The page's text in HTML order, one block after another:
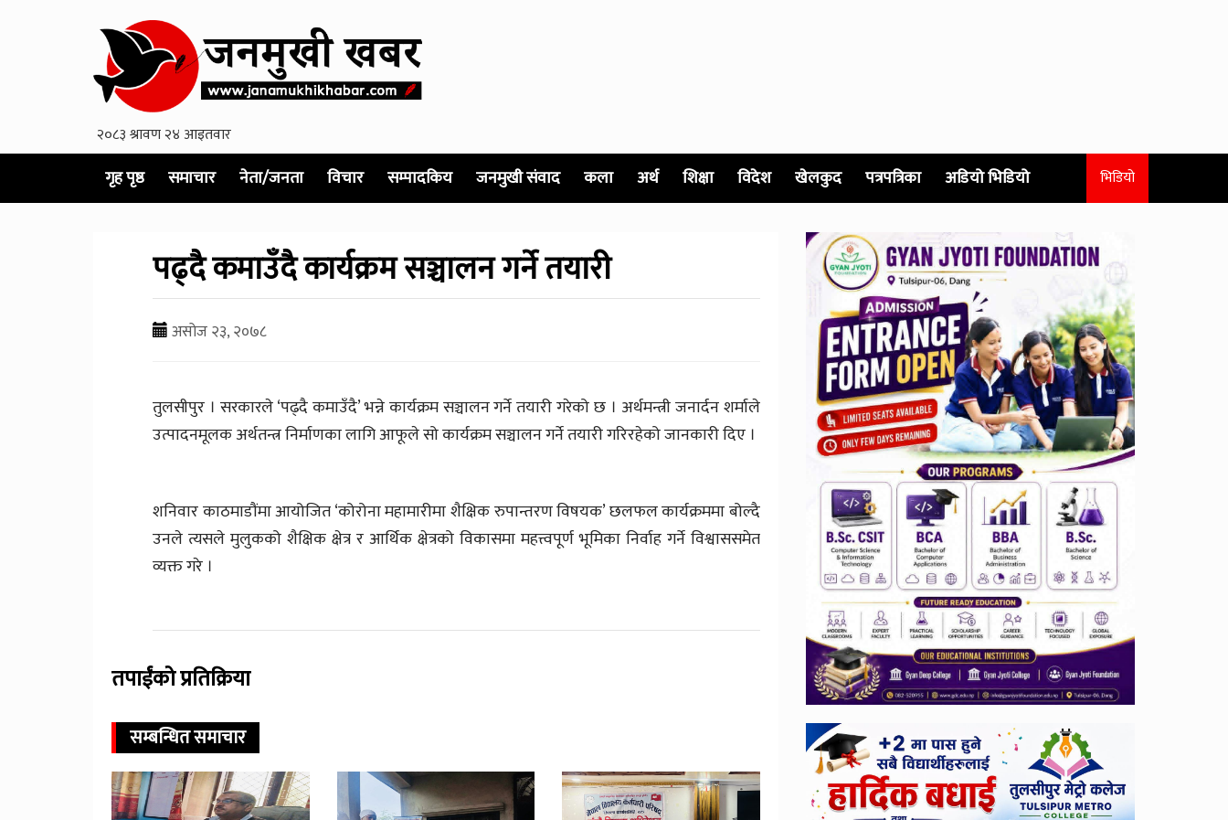
गृह पृष्ठ समाचार नेता/जनता विचार सम्पादकिय जनमुखी संवाद कला अर्थ शिक्षा विदेश खेलकुद पत्रपत्रिका अडियो भिडियो भिडियो
पढ्दै कमाउँदै कार्यक्रम सञ्चालन गर्ने तयारी
असोज २३, २०७८
तुलसीपुर । सरकारले ‘पढ्दै कमाउँदै’ भन्ने कार्यक्रम सञ्चालन गर्ने तयारी गरेको छ । अर्थमन्त्री जनार्दन शर्माले
उत्पादनमूलक अर्थतन्त्र निर्माणका लागि आफूले सो कार्यक्रम सञ्चालन गर्ने तयारी गरिरहेको जानकारी दिए ।
शनिवार काठमाडौंमा आयोजित ‘कोरोना महामारीमा शैक्षिक रुपान्तरण विषयक’ छलफल कार्यक्रममा बोल्दै
उनले त्यसले मुलुकको शैक्षिक क्षेत्र र आर्थिक क्षेत्रको विकासमा महत्त्वपूर्ण भूमिका निर्वाह गर्ने विश्वाससमेत
व्यक्त गरे ।
तपाईंको प्रतिक्रिया
सम्बन्धित समाचार